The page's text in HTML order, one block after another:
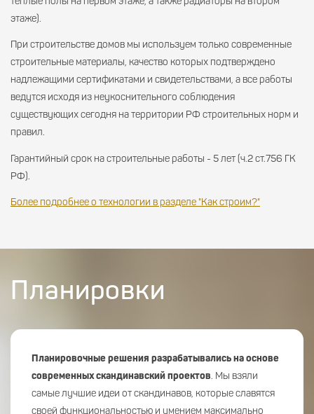
этаже).
При строительстве домов мы используем только современные
строительные материалы, качество которых подтверждено
надлежащими сертификатами и свидетельствами, а все работы
ведутся исходя из неукоснительного соблюдения
существующих сегодня на территории РФ строительных норм и
правил.
Гарантийный срок на строительные работы - 5 лет (ч.2 ст.756 ГК
РФ).
Более подробнее о технологии в разделе "Как строим?"
Планировки
Планировочные решения разрабатывались на основе
современных скандинавский проектов. Мы взяли
самые лучшие идеи от скандинавов, которые славятся
своей функциональностью и умением максимально